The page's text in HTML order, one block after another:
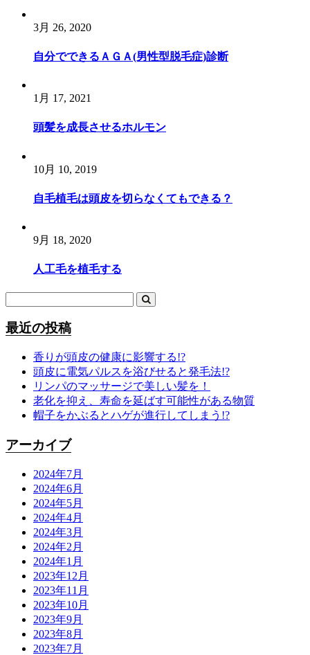
3月 26, 2020
自分でできるＡＧＡ(男性型脱毛症)診断
1月 17, 2021
頭髪を成長させるホルモン
10月 10, 2019
自毛植毛は頭皮を切らなくてもできる？
9月 18, 2020
人工毛を植毛する
最近の投稿
香りが頭皮の健康に影響する!?
頭皮に電気パルスを浴びせると発毛法!?
リンパのマッサージで美しい髪を！
老化を抑え、寿命を延ばす可能性がある物質
帽子をかぶるとハゲが進行してしまう!?
アーカイブ
2024年7月
2024年6月
2024年5月
2024年4月
2024年3月
2024年2月
2024年1月
2023年12月
2023年11月
2023年10月
2023年9月
2023年8月
2023年7月